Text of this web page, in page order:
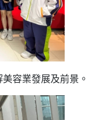
容業發展及前景。